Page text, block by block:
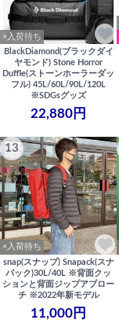
×入荷待ち
BlackDiamond(ブラックダイ
ヤモンド) Stone Horror
Duffle(ストーンホーラーダッ
フル) 45L/60L/90L/120L
※SDGsグッズ
22,880円
13
×入荷待ち
snap(スナップ) Snapack(スナ
パック)30L/40L ※背面クッ
ションと背面ジップアプロー
チ ※2022年新モデル
11,000円